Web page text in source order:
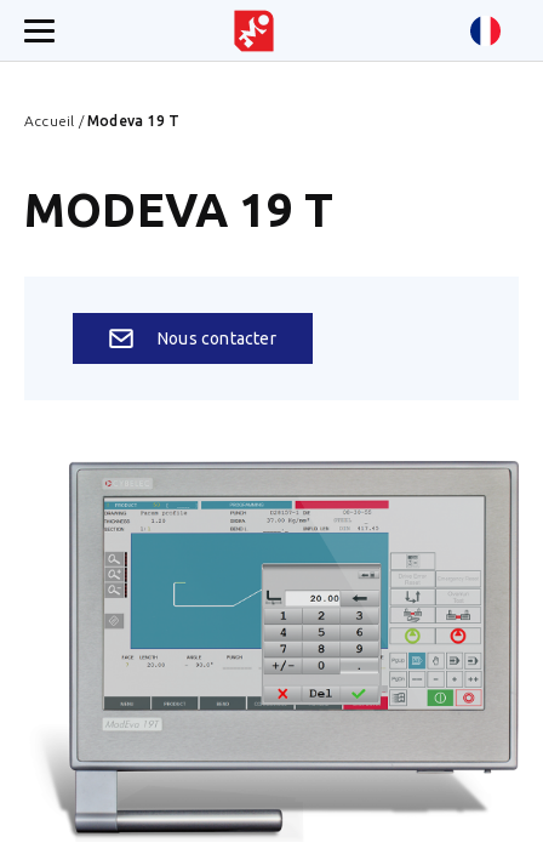
Accueil /Modeva 19 T
MODEVA 19 T
Nous contacter